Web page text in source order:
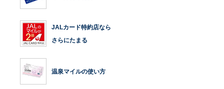
JALカード特約店なら
さらにたまる
温泉マイルの使い方